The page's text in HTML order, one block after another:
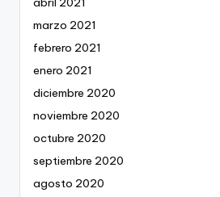
marzo 2021
febrero 2021
enero 2021
diciembre 2020
noviembre 2020
octubre 2020
septiembre 2020
agosto 2020